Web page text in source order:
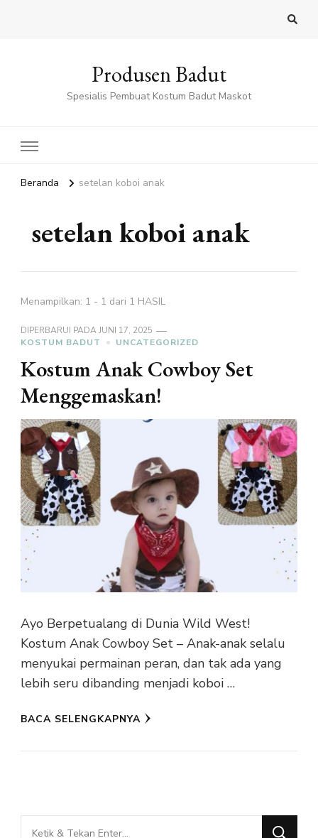
Produsen Badut
Spesialis Pembuat Kostum Badut Maskot
Beranda setelan koboi anak
setelan koboi anak
Menampilkan: 1 - 1 dari 1 HASIL
DIPERBARUI PADAJUNI 17, 2025
KOSTUM BADUT
UNCATEGORIZED
Kostum Anak Cowboy Set
Menggemaskan!
Ayo Berpetualang di Dunia Wild West!
Kostum Anak Cowboy Set – Anak-anak selalu
menyukai permainan peran, dan tak ada yang
lebih seru dibanding menjadi koboi …
BACA SELENGKAPNYA
Mencari